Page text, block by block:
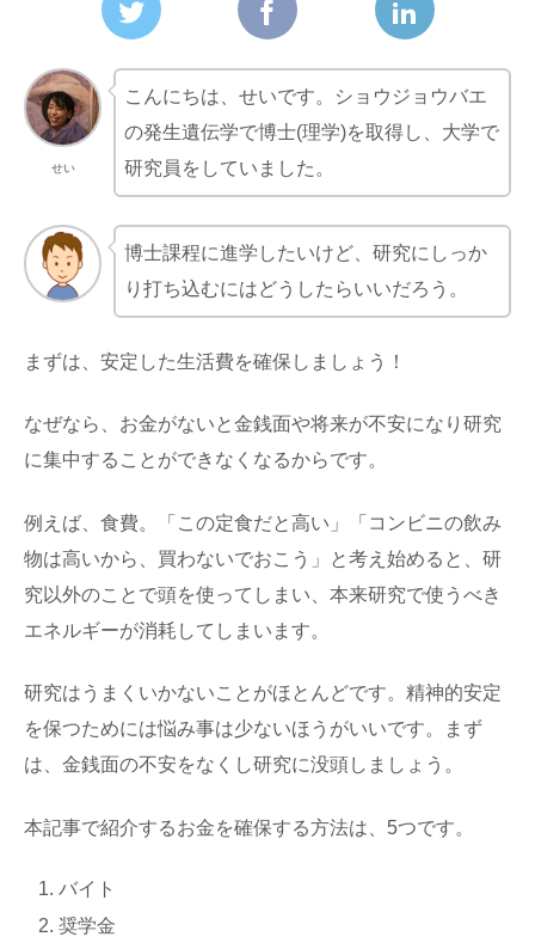
せい
こんにちは、せいです。ショウジョウバエ
の発生遺伝学で博士(理学)を取得し、大学で
研究員をしていました。
博士課程に進学したいけど、研究にしっか
り打ち込むにはどうしたらいいだろう。
まずは、安定した生活費を確保しましょう！
なぜなら、お金がないと金銭面や将来が不安になり研究
に集中することができなくなるからです。
例えば、食費。「この定食だと高い」「コンビニの飲み
物は高いから、買わないでおこう」と考え始めると、研
究以外のことで頭を使ってしまい、本来研究で使うべき
エネルギーが消耗してしまいます。
研究はうまくいかないことがほとんどです。精神的安定
を保つためには悩み事は少ないほうがいいです。まず
は、金銭面の不安をなくし研究に没頭しましょう。
本記事で紹介するお金を確保する方法は、5つです。
バイト
奨学金